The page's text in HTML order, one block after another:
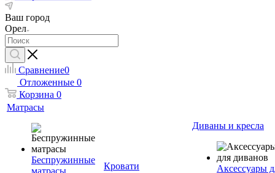
Ваш город
Орел
Сравнение0
Отложенные 0
Корзина 0
Матрасы
Беспружинные
матрасы
Кровати
Диваны и кресла
Аксессуары